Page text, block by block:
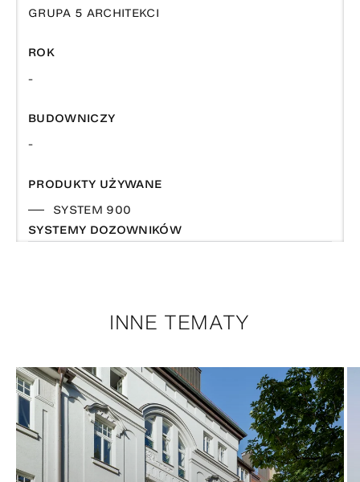
GRUPA 5 ARCHITEKCI
ROK
-
BUDOWNICZY
-
PRODUKTY UŻYWANE
SYSTEM 900
SYSTEMY DOZOWNIKÓW
INNE TEMATY